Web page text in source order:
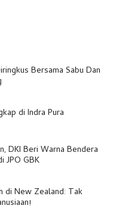
Bersama Sabu Dan
di Indra Pura
DKI Beri Warna Bendera
JPO GBK
di New Zealand: Tak